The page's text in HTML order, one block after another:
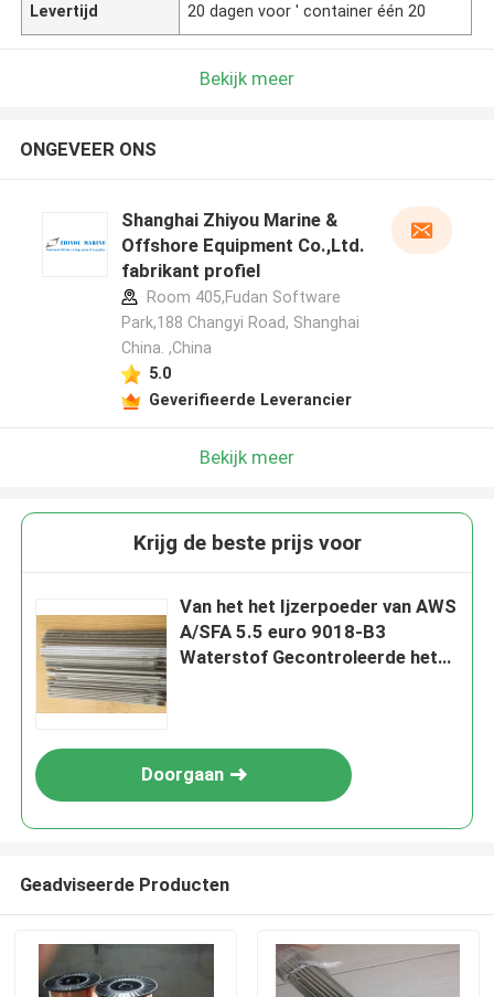
Levertijd 20 dagen voor ' container één 20
Bekijk meer
ONGEVEER ONS
Shanghai Zhiyou Marine &
Offshore Equipment Co.,Ltd.
fabrikant profiel
Room 405,Fudan Software
Park,188 Changyi Road, Shanghai
China. ,China
5.0
Geverifieerde Leverancier
Bekijk meer
Krijg de beste prijs voor
Van het het Ijzerpoeder van AWS
A/SFA 5.5 euro 9018-B3
Waterstof Gecontroleerde het
Doorgaan
Geadviseerde Producten